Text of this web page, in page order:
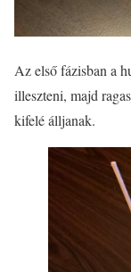
Az első fázisban a
illeszteni, majd
kifelé álljanak.